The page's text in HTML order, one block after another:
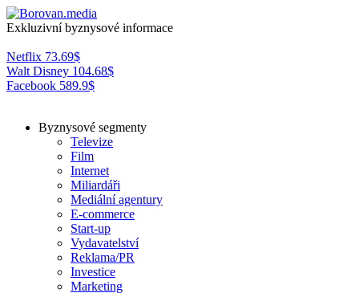
Exkluzivní byznysové informace
Netflix 73.69$
Walt Disney 104.68$
Facebook 589.9$
Byznysové segmenty
Televize
Film
Internet
Miliardáři
Mediální agentury
E-commerce
Start-up
Vydavatelství
Reklama/PR
Investice
Marketing